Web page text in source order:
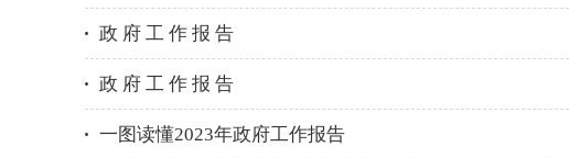
政 府 工 作 报 告
政 府 工 作 报 告
一图读懂2023年政府工作报告